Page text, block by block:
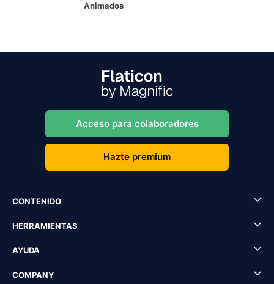
Animados
Acceso para colaboradores
Hazte premium
CONTENIDO
HERRAMIENTAS
AYUDA
COMPANY